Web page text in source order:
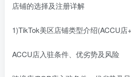
店铺的选择及注册详解
1)TikTok美区店铺类型介绍(ACCU店
ACCU店入驻条件、优劣势及风险